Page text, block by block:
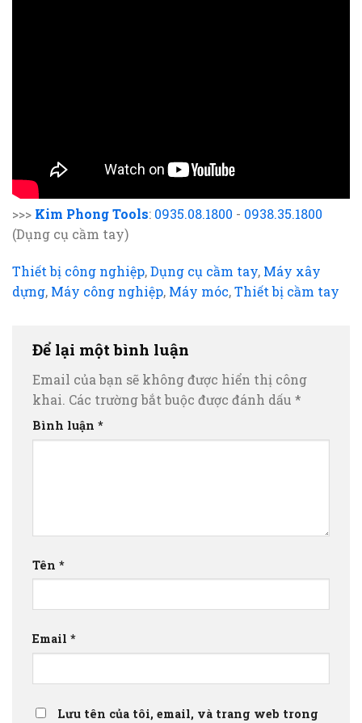
>>> Kim Phong Tools: 0935.08.1800 - 0938.35.1800
(Dụng cụ cầm tay)
Thiết bị công nghiệp,Dụng cụ cầm tay, Máy xây
dựng, Máy công nghiệp, Máy móc,Thiết bị cầm tay
Để lại một bình luận
Email của bạn sẽ không được hiển thị công
khai. Các trường bắt buộc được đánh dấu *
Bình luận *
Tên *
Email *
Lưu tên của tôi, email, và trang web trong